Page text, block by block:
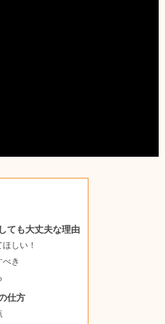
ても大丈夫な理由
しい！
べき
仕方